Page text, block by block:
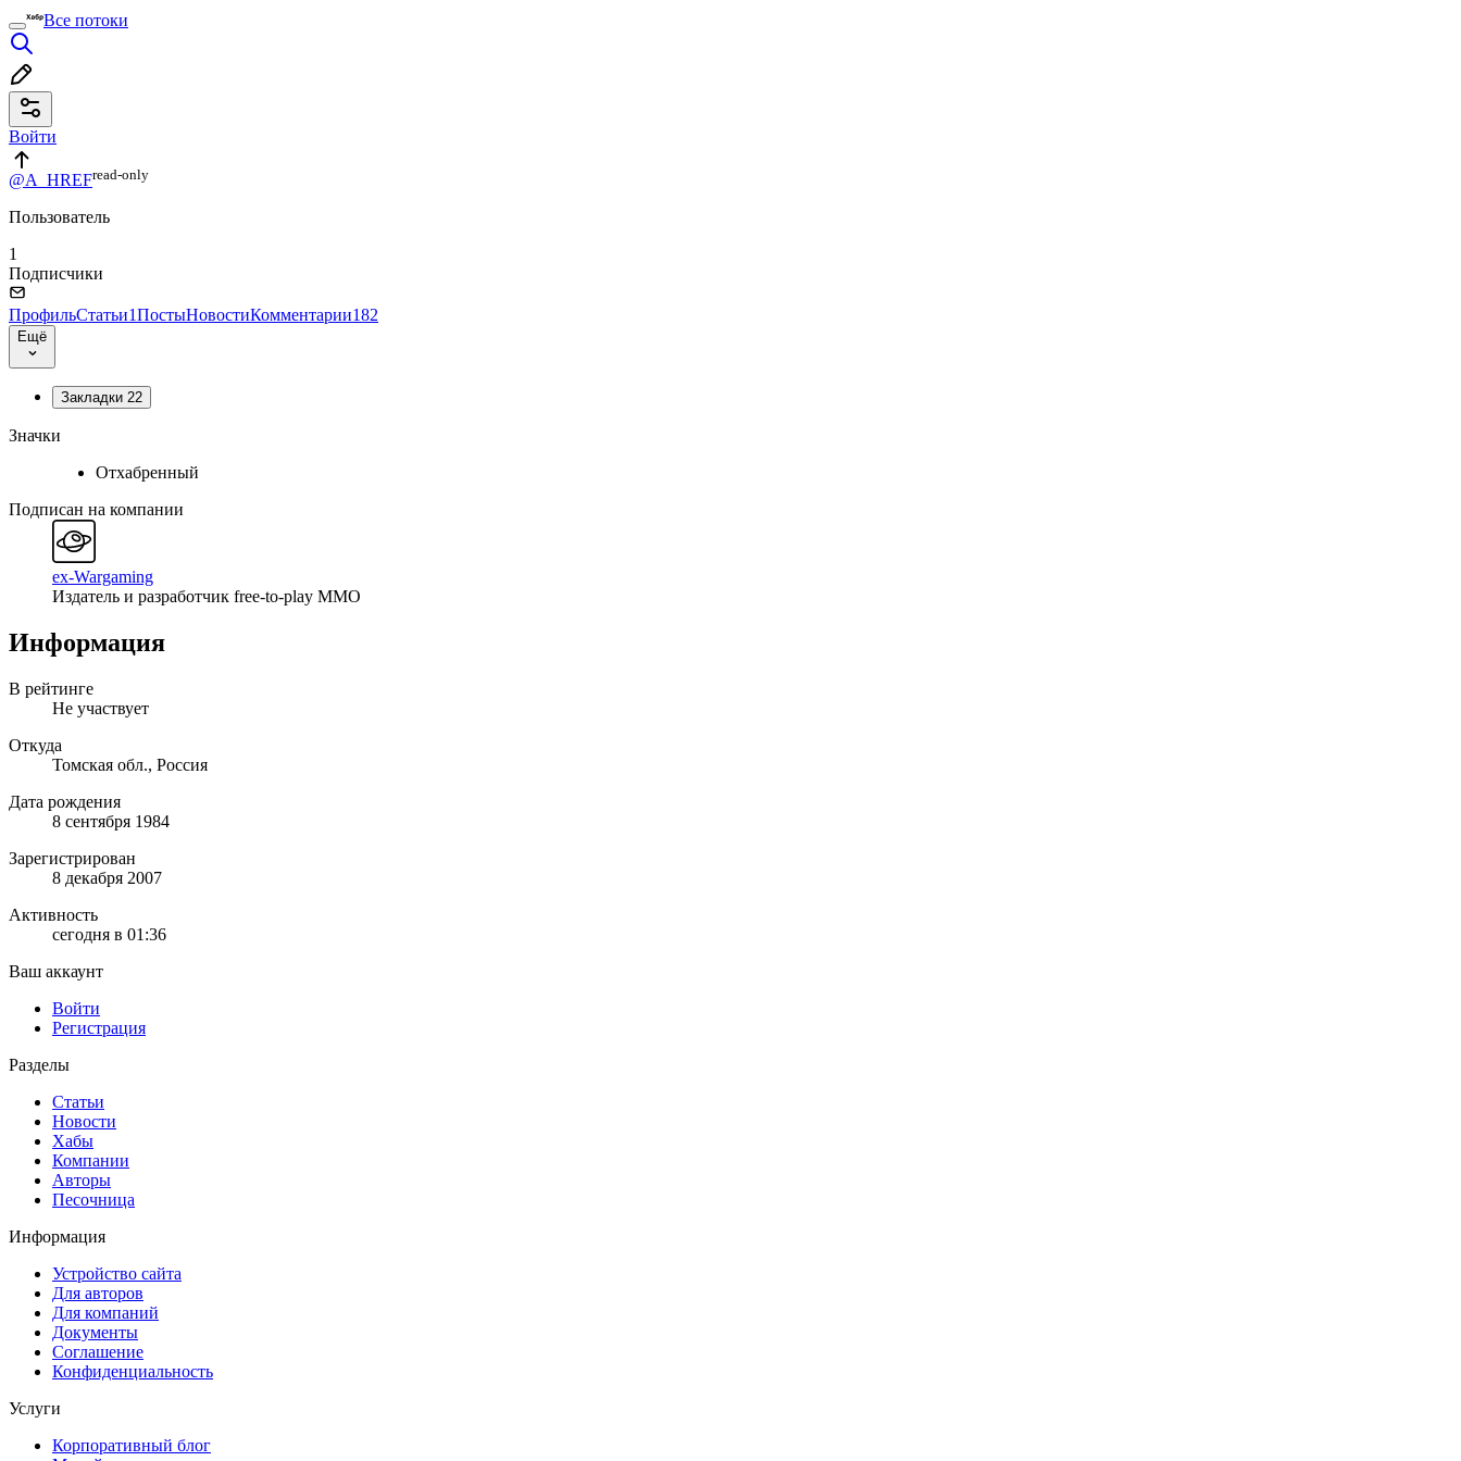
Все потоки
Войти
@A_HREFread⁠-⁠only
Пользователь
1
Подписчики
ПрофильСтатьи1ПостыНовостиКомментарии182
Ещё
Закладки 22
Значки
Отхабренный
Подписан на компании
ex-Wargaming
Издатель и разработчик free-to-play MMO
Информация
В рейтинге
Не участвует
Откуда
Томская обл., Россия
Дата рождения
8 сентября 1984
Зарегистрирован
8 декабря 2007
Активность
сегодня в 01:36
Ваш аккаунт
Войти
Регистрация
Разделы
Статьи
Новости
Хабы
Компании
Авторы
Песочница
Информация
Устройство сайта
Для авторов
Для компаний
Документы
Соглашение
Конфиденциальность
Услуги
Корпоративный блог